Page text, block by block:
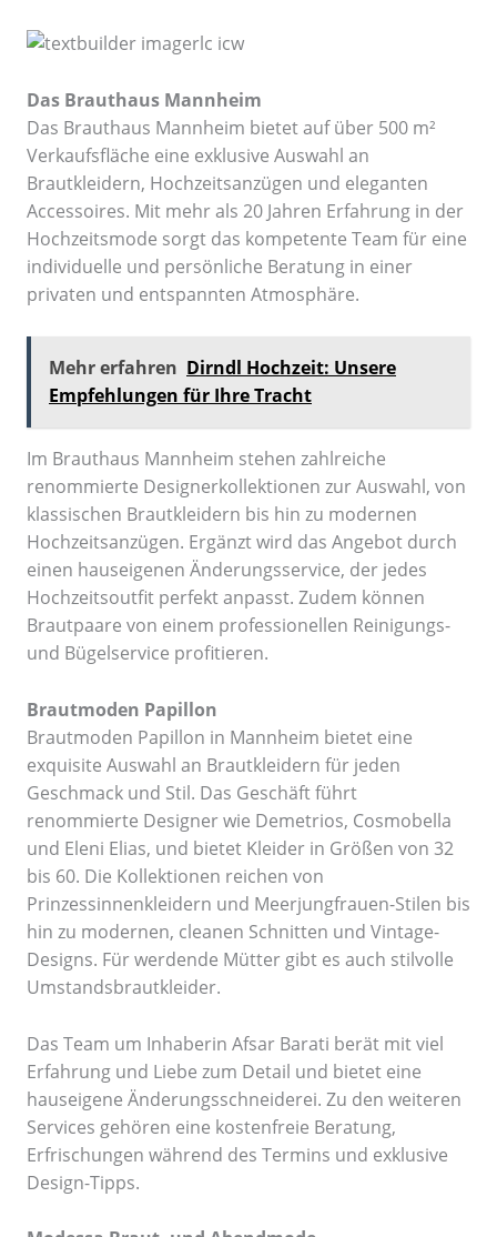
Das Brauthaus Mannheim
Das Brauthaus Mannheim bietet auf über 500 m²
Verkaufsfläche eine exklusive Auswahl an
Brautkleidern, Hochzeitsanzügen und eleganten
Accessoires. Mit mehr als 20 Jahren Erfahrung in der
Hochzeitsmode sorgt das kompetente Team für eine
individuelle und persönliche Beratung in einer
privaten und entspannten Atmosphäre.
Mehr erfahren Dirndl Hochzeit: Unsere
Empfehlungen für Ihre Tracht
Im Brauthaus Mannheim stehen zahlreiche
renommierte Designerkollektionen zur Auswahl, von
klassischen Brautkleidern bis hin zu modernen
Hochzeitsanzügen. Ergänzt wird das Angebot durch
einen hauseigenen Änderungsservice, der jedes
Hochzeitsoutfit perfekt anpasst. Zudem können
Brautpaare von einem professionellen Reinigungs-
und Bügelservice profitieren.
Brautmoden Papillon
Brautmoden Papillon in Mannheim bietet eine
exquisite Auswahl an Brautkleidern für jeden
Geschmack und Stil. Das Geschäft führt
renommierte Designer wie Demetrios, Cosmobella
und Eleni Elias, und bietet Kleider in Größen von 32
bis 60. Die Kollektionen reichen von
Prinzessinnenkleidern und Meerjungfrauen-Stilen bis
hin zu modernen, cleanen Schnitten und Vintage-
Designs. Für werdende Mütter gibt es auch stilvolle
Umstandsbrautkleider.
Das Team um Inhaberin Afsar Barati berät mit viel
Erfahrung und Liebe zum Detail und bietet eine
hauseigene Änderungsschneiderei. Zu den weiteren
Services gehören eine kostenfreie Beratung,
Erfrischungen während des Termins und exklusive
Design-Tipps.